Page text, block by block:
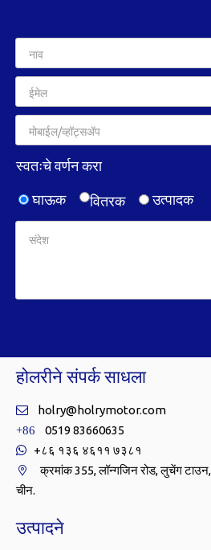
स्वतःचे वर्णन करा
घाऊक वितरक उत्पादक
होलरीने संपर्क साधला
 holry@holrymotor.com
+86 0519 83660635
 +८६ १३६ ४६११ ७३८१

क्रमांक 355, लॉन्गजिन रोड, लुचेंग
चीन.
उत्पादने